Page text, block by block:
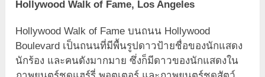
Hollywood Walk of Fame, Los Angeles
Hollywood Walk of Fame บนถนน Hollywood
Boulevard เป็นถนนที่มีพื้นรูปดาวป้ายชื่อของนักแสดง
นักร้อง และคนดังมากมาย ซึ่งก็มีดาวของนักแสดงใน